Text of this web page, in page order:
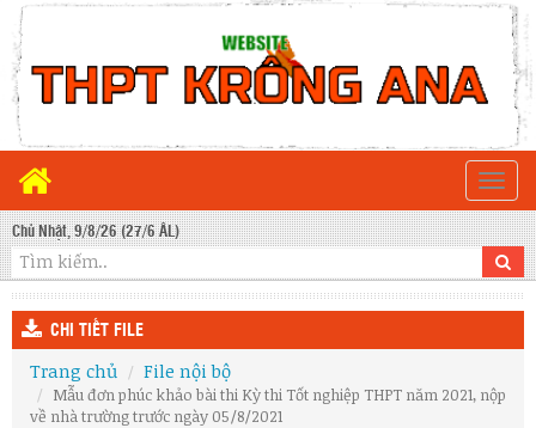
Chủ Nhật, 9/8/26 (27/6 ÂL)
CHI TIẾT FILE
Trang chủ File nội bộ
Mẫu đơn phúc khảo bài thi Kỳ thi Tốt nghiệp THPT năm 2021, nộp
về nhà trường trước ngày 05/8/2021